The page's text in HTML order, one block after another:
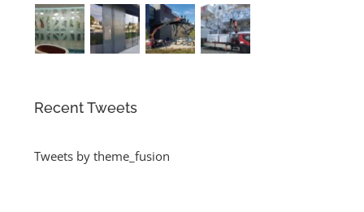
Recent Tweets
Tweets by theme_fusion